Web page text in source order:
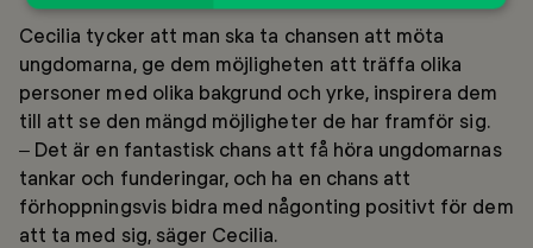
Cecilia tycker att man ska ta chansen att möta
ungdomarna, ge dem möjligheten att träffa olika
personer med olika bakgrund och yrke, inspirera dem
till att se den mängd möjligheter de har framför sig.
– Det är en fantastisk chans att få höra ungdomarnas
tankar och funderingar, och ha en chans att
förhoppningsvis bidra med någonting positivt för dem
att ta med sig, säger Cecilia.